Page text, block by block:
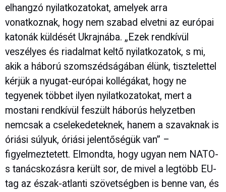
elhangzó nyilatkozatokat, amelyek arra
vonatkoznak, hogy nem szabad elvetni az európai
katonák küldését Ukrajnába. „Ezek rendkívül
veszélyes és riadalmat keltő nyilatkozatok, s mi,
akik a háború szomszédságában élünk, tisztelettel
kérjük a nyugat-európai kollégákat, hogy ne
tegyenek többet ilyen nyilatkozatokat, mert a
mostani rendkívül feszült háborús helyzetben
nemcsak a cselekedeteknek, hanem a szavaknak is
óriási súlyuk, óriási jelentőségük van” –
figyelmeztetett. Elmondta, hogy ugyan nem NATO-
s tanácskozásra került sor, de mivel a legtöbb EU-
tag az észak-atlanti szövetségben is benne van, és